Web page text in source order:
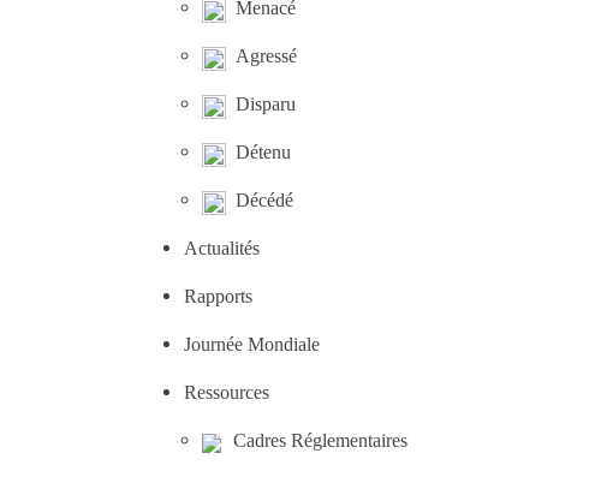
Menacé
Agressé
Disparu
Détenu
Décédé
Actualités
Rapports
Journée Mondiale
Ressources
Cadres Réglementaires